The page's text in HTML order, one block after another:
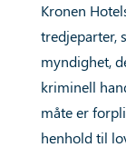
Kronen
tredjeparter,
myndighet,
kriminell
måte er
henhold til